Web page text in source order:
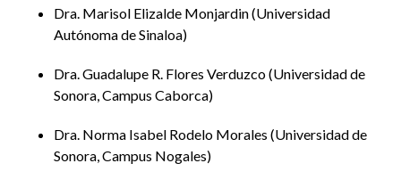
Sinaloa).
10:40 am “Nuevas formas de terapia: intervención
Cibrián (Universidad Autónoma de Sinaloa).
10: 55 am “La generación multitask: concentración,
Dra. Guadalupe R. Flores Verduzco (Universidad de Sonora,
Campus Caborca).
Dra. Marisol Elizalde Monjardin Universidad
Autónoma de Sinaloa
Dra. Guadalupe R. Flores Verduzco Universidad de
Sonora, Campus Caborca
Dra. Norma Isabel Rodelo Morales Universidad de
Sonora, Campus Nogales